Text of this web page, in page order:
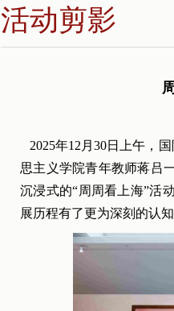
活动剪影
2025年12月30日上午，
思主义学院青年教师蒋吕
沉浸式的“周周看上海”活
展历程有了更为深刻的认知